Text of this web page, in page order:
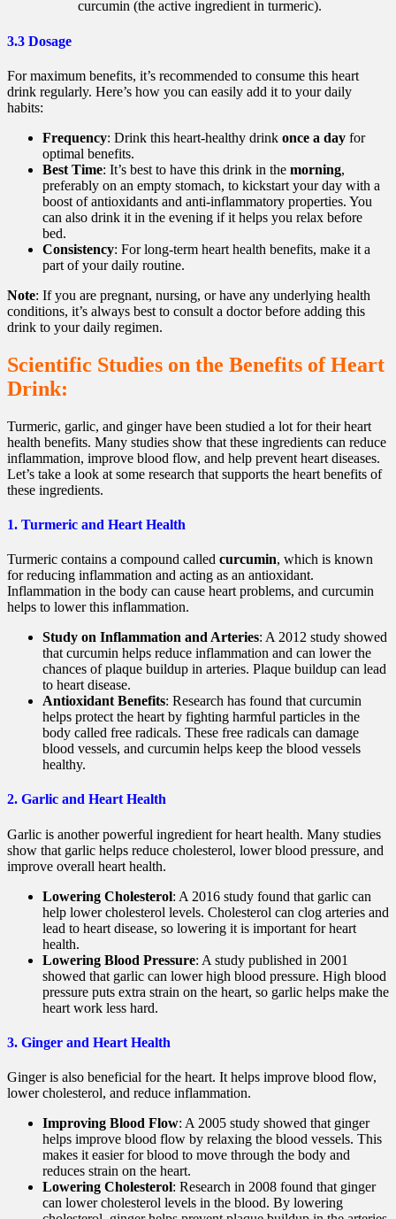
curcumin (the active ingredient in turmeric).
3.3 Dosage
For maximum benefits, it’s recommended to consume this heart
drink regularly. Here’s how you can easily add it to your daily
habits:
Frequency: Drink this heart-healthy drink once a day for
optimal benefits.
Best Time: It’s best to have this drink in the morning,
preferably on an empty stomach, to kickstart your day with a
boost of antioxidants and anti-inflammatory properties. You
can also drink it in the evening if it helps you relax before
bed.
Consistency: For long-term heart health benefits, make it a
part of your daily routine.
Note: If you are pregnant, nursing, or have any underlying health
conditions, it’s always best to consult a doctor before adding this
drink to your daily regimen.
Scientific Studies on the Benefits of Heart
Drink:
Turmeric, garlic, and ginger have been studied a lot for their heart
health benefits. Many studies show that these ingredients can reduce
inflammation, improve blood flow, and help prevent heart diseases.
Let’s take a look at some research that supports the heart benefits of
these ingredients.
1. Turmeric and Heart Health
Turmeric contains a compound called curcumin, which is known
for reducing inflammation and acting as an antioxidant.
Inflammation in the body can cause heart problems, and curcumin
helps to lower this inflammation.
Study on Inflammation and Arteries: A 2012 study showed
that curcumin helps reduce inflammation and can lower the
chances of plaque buildup in arteries. Plaque buildup can lead
to heart disease.
Antioxidant Benefits: Research has found that curcumin
helps protect the heart by fighting harmful particles in the
body called free radicals. These free radicals can damage
blood vessels, and curcumin helps keep the blood vessels
healthy.
2. Garlic and Heart Health
Garlic is another powerful ingredient for heart health. Many studies
show that garlic helps reduce cholesterol, lower blood pressure, and
improve overall heart health.
Lowering Cholesterol: A 2016 study found that garlic can
help lower cholesterol levels. Cholesterol can clog arteries and
lead to heart disease, so lowering it is important for heart
health.
Lowering Blood Pressure: A study published in 2001
showed that garlic can lower high blood pressure. High blood
pressure puts extra strain on the heart, so garlic helps make the
heart work less hard.
3. Ginger and Heart Health
Ginger is also beneficial for the heart. It helps improve blood flow,
lower cholesterol, and reduce inflammation.
Improving Blood Flow: A 2005 study showed that ginger
helps improve blood flow by relaxing the blood vessels. This
makes it easier for blood to move through the body and
reduces strain on the heart.
Lowering Cholesterol: Research in 2008 found that ginger
can lower cholesterol levels in the blood. By lowering